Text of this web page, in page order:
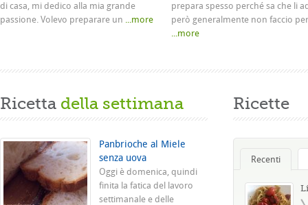
di casa, mi dedico alla mia grande
passione. Volevo preparare un ...more
prepara spesso perché sa che li
però generalmente non faccio
...more
Ricetta della settimana
Panbrioche al Miele
senza uova
Oggi è domenica, quindi
finita la fatica del lavoro
settimanale e delle
Ricette
Recenti